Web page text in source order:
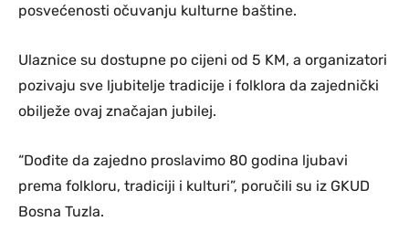
posvećenosti očuvanju kulturne baštine.
Ulaznice su dostupne po cijeni od 5 KM, a organizatori
pozivaju sve ljubitelje tradicije i folklora da zajednički
obilježe ovaj značajan jubilej.
“Dođite da zajedno proslavimo 80 godina ljubavi
prema folkloru, tradiciji i kulturi”, poručili su iz GKUD
Bosna Tuzla.